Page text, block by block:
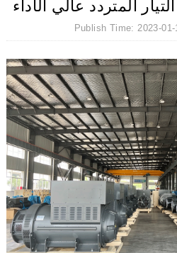
Publish Time: 2023-